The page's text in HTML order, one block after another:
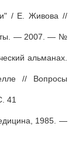
/ Е. Живова //
— 2007. — №
альманах.
// Вопросы
41
1985. —